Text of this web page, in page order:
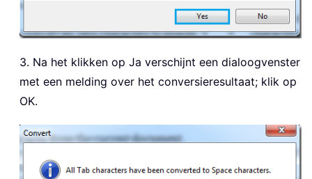
3. Na het klikken op Ja verschijnt een dialoogvenster
met een melding over het conversieresultaat; klik op
OK.